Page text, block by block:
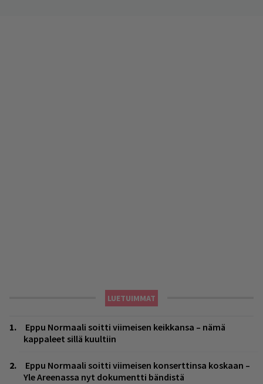
LUETUIMMAT
Eppu Normaali soitti viimeisen keikkansa – nämä
kappaleet sillä kuultiin
Eppu Normaali soitti viimeisen konserttinsa koskaan –
Yle Areenassa nyt dokumentti bändistä